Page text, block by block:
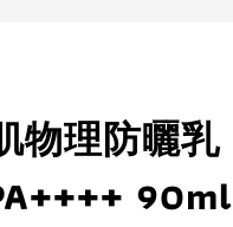
物理防曬乳
90ml